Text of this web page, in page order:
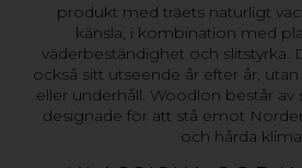
produkt med träets naturligt
känsla, i kombination med
väderbeständighet och slitstyrka.
också sitt utseende år efter år,
eller underhåll. Woodlon består av
designade för att stå emot
och hårda